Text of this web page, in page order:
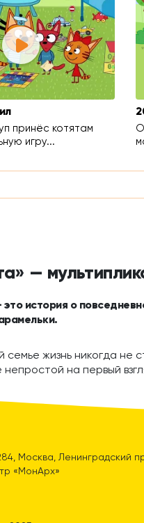
принёс котятам
игру...
—
это история о
семье жизнь никогда не
на первый
Москва, Ленинградский
«МонАрх»